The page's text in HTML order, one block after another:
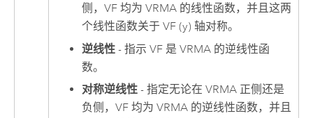
侧，VF 均为 VRMA 的线性函数，并且这两
个线性函数关于 VF (y) 轴对称。
逆线性 - 指示 VF 是 VRMA 的逆线性函
数。
对称逆线性 - 指定无论在 VRMA 正侧还是
负侧，VF 均为 VRMA 的逆线性函数，并且